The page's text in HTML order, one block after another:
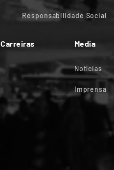
Responsabilidade Social
Carreiras Media
Notícias
Imprensa